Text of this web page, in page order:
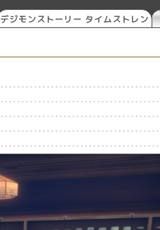
デジモンストーリー タイムストレン
ジャー